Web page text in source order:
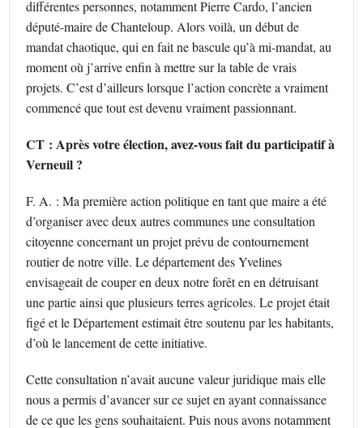
différentes personnes, notamment Pierre Cardo, l’ancien
député-maire de Chanteloup. Alors voilà, un début de
mandat chaotique, qui en fait ne bascule qu’à mi-mandat, au
moment où j’arrive enfin à mettre sur la table de vrais
projets. C’est d’ailleurs lorsque l’action concrète a vraiment
commencé que tout est devenu vraiment passionnant.
CT : Après votre élection, avez-vous fait du participatif à
Verneuil ?
F. A. : Ma première action politique en tant que maire a été
d’organiser avec deux autres communes une consultation
citoyenne concernant un projet prévu de contournement
routier de notre ville. Le département des Yvelines
envisageait de couper en deux notre forêt en en détruisant
une partie ainsi que plusieurs terres agricoles. Le projet était
figé et le Département estimait être soutenu par les habitants,
d’où le lancement de cette initiative.
Cette consultation n’avait aucune valeur juridique mais elle
nous a permis d’avancer sur ce sujet en ayant connaissance
de ce que les gens souhaitaient. Puis nous avons notamment